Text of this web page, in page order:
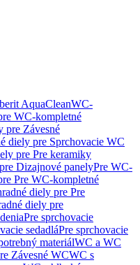
AquaCleanWC-
WC-kompletné
pre Závesné
diely pre Sprchovacie WC
pre Pre keramiky
Dizajnové panelyPre WC-
Pre WC-kompletné
diely pre Pre
diely pre
Pre sprchovacie
sedadláPre sprchovacie
materiálWC a WC
Závesné WCWC s